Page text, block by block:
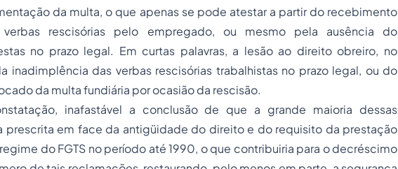
da multa, o que apenas se pode atestar a partir do recebimento
rescisórias pelo empregado, ou mesmo pela ausência do
no prazo legal. Em curtas palavras, a lesão ao direito obreiro, no
inadimplência das verbas rescisórias trabalhistas no prazo legal, ou do
da multa fundiária por ocasião da rescisão.
inafastável a conclusão de que a grande maioria dessas
prescrita em face da antigüidade do direito e do requisito da prestação
do FGTS no período até 1990, o que contribuiria para o decréscimo